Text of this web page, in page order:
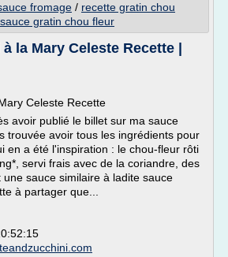
fromage / recette gratin chou
gratin chou fleur
la Mary Celeste Recette |
Celeste Recette
avoir publié le billet sur ma sauce
trouvée avoir tous les ingrédients pour
en a été l'inspiration : le chou-fleur rôti
servi frais avec de la coriandre, des
une sauce similaire à ladite sauce
à partager que...